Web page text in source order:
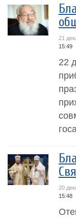
21
15:49
22
20
15:48